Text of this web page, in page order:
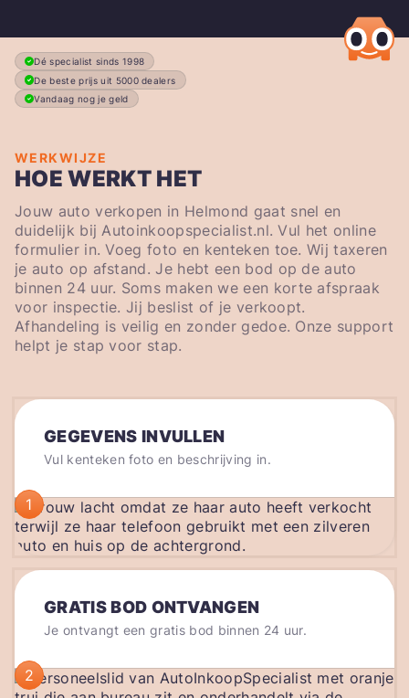
Dé specialist sinds 1998
De beste prijs uit 5000 dealers
Vandaag nog je geld
WERKWIJZE
HOE WERKT HET
Jouw auto verkopen in Helmond gaat snel en
duidelijk bij Autoinkoopspecialist.nl. Vul het online
formulier in. Voeg foto en kenteken toe. Wij taxeren
je auto op afstand. Je hebt een bod op de auto
binnen 24 uur. Soms maken we een korte afspraak
voor inspectie. Jij beslist of je verkoopt.
Afhandeling is veilig en zonder gedoe. Onze support
helpt je stap voor stap.
GEGEVENS INVULLEN
Vul kenteken foto en beschrijving in.
1
GRATIS BOD ONTVANGEN
Je ontvangt een gratis bod binnen 24 uur.
2